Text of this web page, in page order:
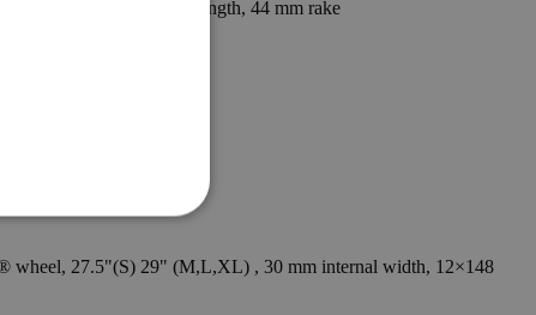
58 mm head tube length, 44 mm rake
27.5"(S) 29" (M,L,XL) , 30 mm internal width, 12×148